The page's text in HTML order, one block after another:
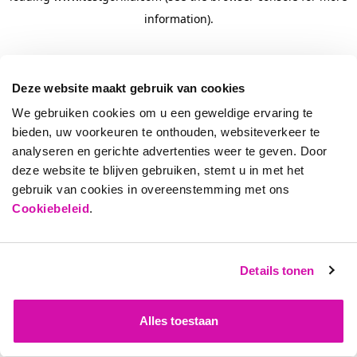
Deze website maakt gebruik van cookies
We gebruiken cookies om u een geweldige ervaring te
bieden, uw voorkeuren te onthouden, websiteverkeer te
analyseren en gerichte advertenties weer te geven. Door
deze website te blijven gebruiken, stemt u in met het
gebruik van cookies in overeenstemming met ons
Cookiebeleid.
Details tonen
Alles toestaan
information).